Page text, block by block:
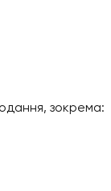
зокрема: